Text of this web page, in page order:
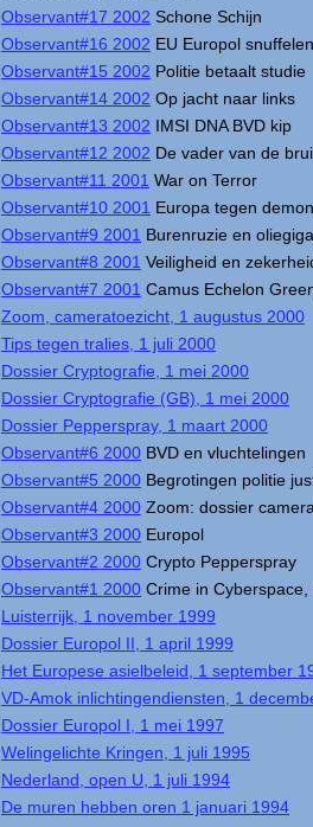
Observant#17 2002 Schone Schijn
Observant#16 2002 EU Europol snuffelen
Observant#15 2002 Politie betaalt studie
Observant#14 2002 Op jacht naar links
Observant#13 2002 IMSI DNA BVD kip
Observant#12 2002 De vader van de
Observant#11 2001 War on Terror
Observant#10 2001 Europa tegen
Observant#9 2001 Burenruzie en
Observant#8 2001 Veiligheid en
Observant#7 2001 Camus Echelon
Zoom, cameratoezicht, 1 augustus 2000
Tips tegen tralies, 1 juli 2000
Dossier Cryptografie, 1 mei 2000
Dossier Cryptografie (GB), 1 mei 2000
Dossier Pepperspray, 1 maart 2000
Observant#6 2000 BVD en vluchtelingen
Observant#5 2000 Begrotingen politie
Observant#4 2000 Zoom: dossier
Observant#3 2000 Europol
Observant#2 2000 Crypto Pepperspray
Observant#1 2000 Crime in Cyberspace,
Luisterrijk, 1 november 1999
Dossier Europol II, 1 april 1999
Het Europese asielbeleid, 1 september
VD-Amok inlichtingendiensten, 1
Dossier Europol I, 1 mei 1997
Welingelichte Kringen, 1 juli 1995
Nederland, open U, 1 juli 1994
De muren hebben oren 1 januari 1994